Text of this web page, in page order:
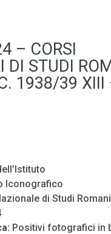
– CORSI
DI STUDI
1938/39 XIII
Iconografico
di Studi Romani
Positivi fotografici in